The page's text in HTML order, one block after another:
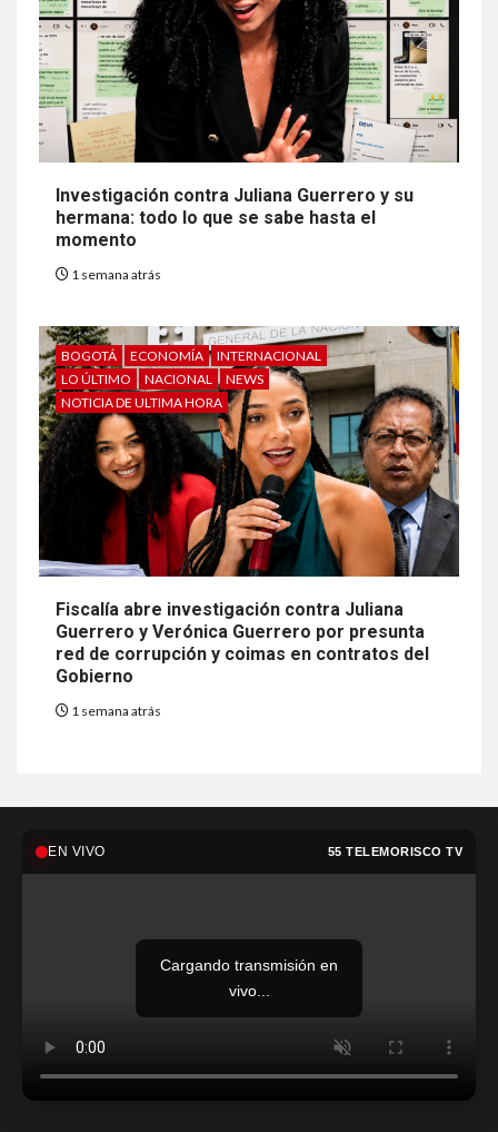
Investigación contra Juliana Guerrero y su
hermana: todo lo que se sabe hasta el
momento
1 semana atrás
BOGOTÁ ECONOMÍA
INTERNACIONAL
LO ÚLTIMO
NACIONAL
NEWS
NOTICIA DE ULTIMA HORA
Fiscalía abre investigación contra Juliana
Guerrero y Verónica Guerrero por presunta
red de corrupción y coimas en contratos del
Gobierno
1 semana atrás
EN VIVO 55 TELEMORISCO TV
Cargando transmisión en
vivo...